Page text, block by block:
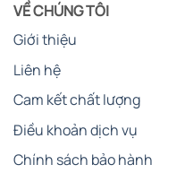
VỀ CHÚNG TÔI
Giới thiệu
Liên hệ
Cam kết chất lượng
Điều khoản dịch vụ
Chính sách bảo hành